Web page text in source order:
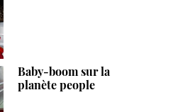
Baby-boom sur la
planète people